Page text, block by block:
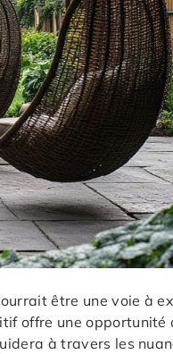
être une voie à
offre une opportunité
à travers les